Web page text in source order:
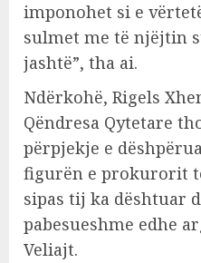
imponohet si e
sulmet me të njëjtin
jashtë”, tha ai.
Ndërkohë, Rigels
Qëndresa Qytetare
përpjekje e
figurën e prokurorit
sipas tij ka dështuar
pabesueshme edhe
Veliajt.